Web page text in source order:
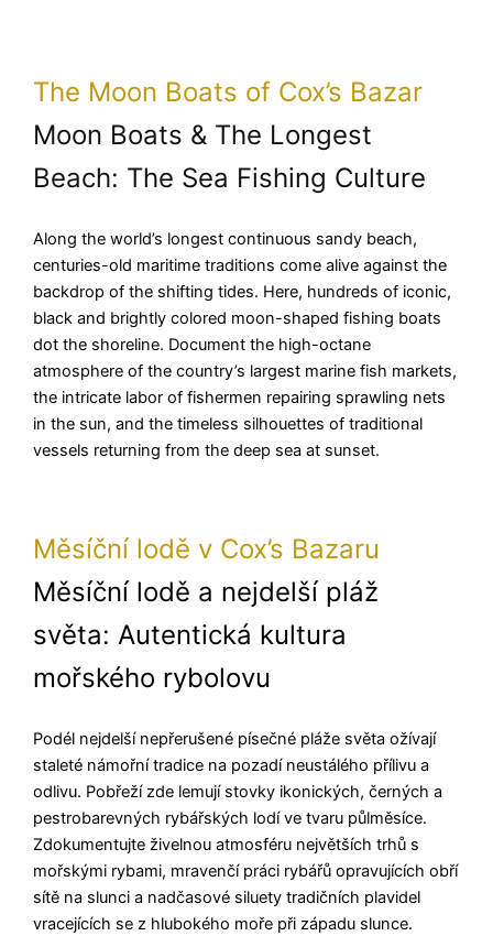
The Moon Boats of Cox’s Bazar
Moon Boats & The Longest
Beach: The Sea Fishing Culture
Along the world’s longest continuous sandy beach,
centuries-old maritime traditions come alive against the
backdrop of the shifting tides. Here, hundreds of iconic,
black and brightly colored moon-shaped fishing boats
dot the shoreline. Document the high-octane
atmosphere of the country’s largest marine fish markets,
the intricate labor of fishermen repairing sprawling nets
in the sun, and the timeless silhouettes of traditional
vessels returning from the deep sea at sunset.
Měsíční lodě v Cox’s Bazaru
Měsíční lodě a nejdelší pláž
světa: Autentická kultura
mořského rybolovu
Podél nejdelší nepřerušené písečné pláže světa ožívají
staleté námořní tradice na pozadí neustálého přílivu a
odlivu. Pobřeží zde lemují stovky ikonických, černých a
pestrobarevných rybářských lodí ve tvaru půlměsíce.
Zdokumentujte živelnou atmosféru největších trhů s
mořskými rybami, mravenčí práci rybářů opravujících obří
sítě na slunci a nadčasové siluety tradičních plavidel
vracejících se z hlubokého moře při západu slunce.